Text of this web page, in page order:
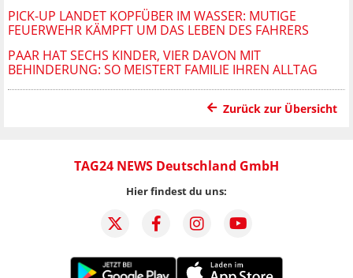
PICK-UP LANDET KOPFÜBER IM WASSER: MUTIGE
FEUERWEHR KÄMPFT UM DAS LEBEN DES FAHRERS
PAAR HAT SECHS KINDER, VIER DAVON MIT
BEHINDERUNG: SO MEISTERT FAMILIE IHREN ALLTAG
Zurück zur Übersicht
TAG24 NEWS Deutschland GmbH
Hier findest du uns: